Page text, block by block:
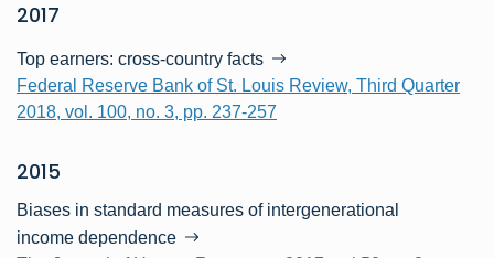
2017
Top earners: cross-country facts
Federal Reserve Bank of St. Louis Review, Third Quarter
2018, vol. 100, no. 3, pp. 237-257
2015
Biases in standard measures of intergenerational
income dependence